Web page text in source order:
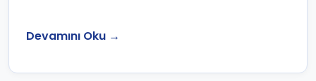
Devamını Oku →